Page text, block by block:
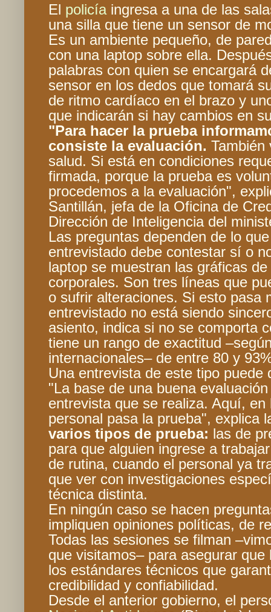
El policíaingresa a una de las
una silla que tiene un sensor de
Es un ambiente pequeño, de
con una laptop sobre ella.
palabras con quien se encargará
sensor en los dedos que tomará
de ritmo cardíaco en el brazo y
que indicarán si hay cambios en
"Para hacer la prueba
consiste la evaluación. También
salud. Si está en condiciones
firmada, porque la prueba es
procedemos a la evaluación",
Santillán, jefa de la Oficina de
Dirección de Inteligencia del
Las preguntas dependen de lo
entrevistado debe contestar sí o
laptop se muestran las gráficas
corporales. Son tres líneas que
o sufrir alteraciones. Si esto pasa
entrevistado no está siendo
asiento, indica si no se comporta
tiene un rango de exactitud
internacionales– de entre 80 y
Una entrevista de este tipo puede
"La base de una buena
entrevista que se realiza. Aquí, en
personal pasa la prueba", explica
varios tipos de prueba: las de
para que alguien ingrese a
de rutina, cuando el personal ya
que ver con investigaciones
técnica distinta.
En ningún caso se hacen
impliquen opiniones políticas, de
Todas las sesiones se filman
que visitamos– para asegurar
los estándares técnicos que
credibilidad y confiabilidad.
Desde el anterior gobierno, el